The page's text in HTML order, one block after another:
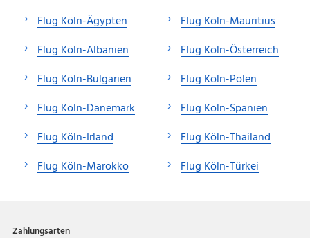
Flug Köln-Ägypten
Flug Köln-Albanien
Flug Köln-Bulgarien
Flug Köln-Dänemark
Flug Köln-Irland
Flug Köln-Marokko
Flug Köln-Mauritius
Flug Köln-Österreich
Flug Köln-Polen
Flug Köln-Spanien
Flug Köln-Thailand
Flug Köln-Türkei